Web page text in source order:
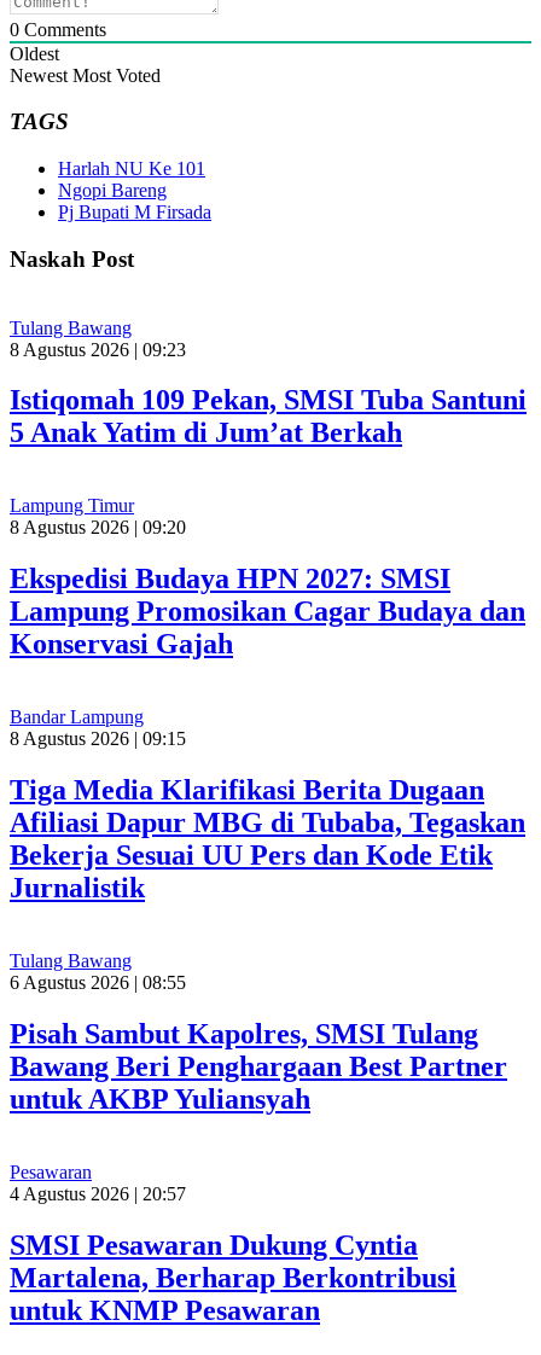
0 Comments
Oldest
Newest Most Voted
TAGS
Harlah NU Ke 101
Ngopi Bareng
Pj Bupati M Firsada
Naskah Post
Tulang Bawang
8 Agustus 2026 | 09:23
Istiqomah 109 Pekan, SMSI Tuba Santuni
5 Anak Yatim di Jum’at Berkah
Lampung Timur
8 Agustus 2026 | 09:20
Ekspedisi Budaya HPN 2027: SMSI
Lampung Promosikan Cagar Budaya dan
Konservasi Gajah
Bandar Lampung
8 Agustus 2026 | 09:15
Tiga Media Klarifikasi Berita Dugaan
Afiliasi Dapur MBG di Tubaba, Tegaskan
Bekerja Sesuai UU Pers dan Kode Etik
Jurnalistik
Tulang Bawang
6 Agustus 2026 | 08:55
Pisah Sambut Kapolres, SMSI Tulang
Bawang Beri Penghargaan Best Partner
untuk AKBP Yuliansyah
Pesawaran
4 Agustus 2026 | 20:57
SMSI Pesawaran Dukung Cyntia
Martalena, Berharap Berkontribusi
untuk KNMP Pesawaran